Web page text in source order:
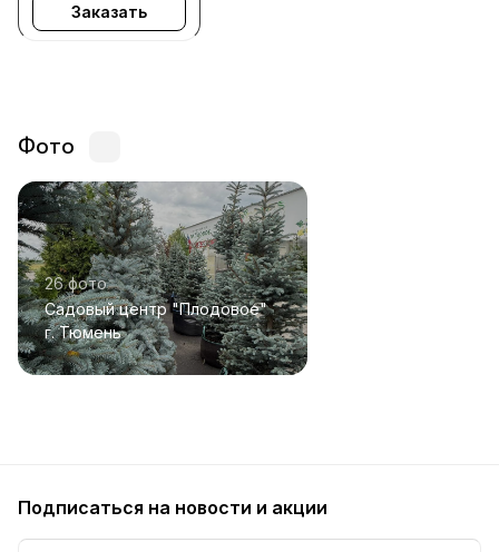
Заказать
Фото
26 фото
Садовый центр "Плодовое"
г. Тюмень
Подписаться на новости и акции